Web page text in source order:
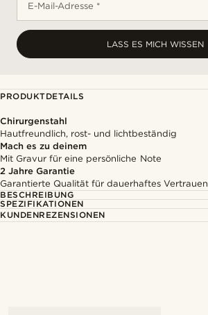
E-Mail-Adresse *
LASS ES MICH WISSEN
PRODUKTDETAILS
Chirurgenstahl
Hautfreundlich, rost- und lichtbeständig
Mach es zu deinem
Mit Gravur für eine persönliche Note
2 Jahre Garantie
Garantierte Qualität für dauerhaftes Vertrauen
BESCHREIBUNG
SPEZIFIKATIONEN
KUNDENREZENSIONEN